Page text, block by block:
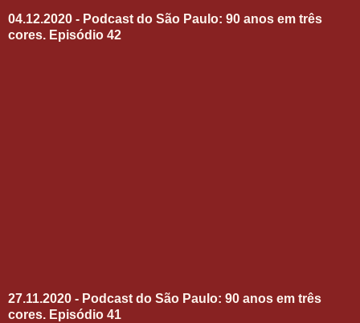
04.12.2020 - Podcast do São Paulo: 90 anos em três
cores. Episódio 42
27.11.2020 - Podcast do São Paulo: 90 anos em três
cores. Episódio 41